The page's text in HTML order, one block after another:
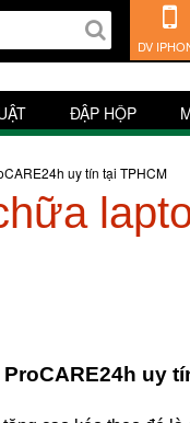
DV
ĐẬP HỘP
uy tín tại TPHCM
uy